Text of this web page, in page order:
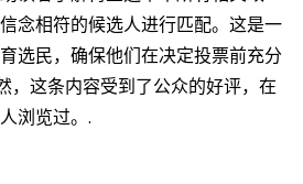
念相符的候选人进行匹配。这是一
选民，确保他们在决定投票前充分
，这条内容受到了公众的好评，在
浏览过。.